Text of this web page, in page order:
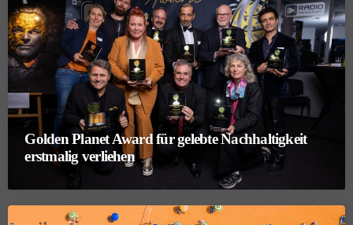
Golden Planet Award für gelebte Nachhaltigkeit
erstmalig verliehen